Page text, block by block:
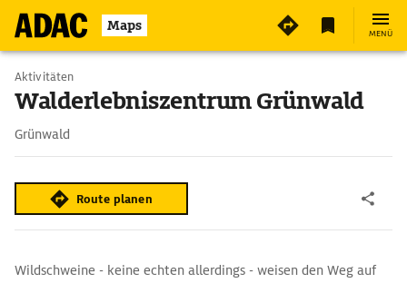
Maps MENÜ
Aktivitäten
Walderlebniszentrum Grünwald
Grünwald
Route planen
Wildschweine - keine echten allerdings - weisen den Weg auf